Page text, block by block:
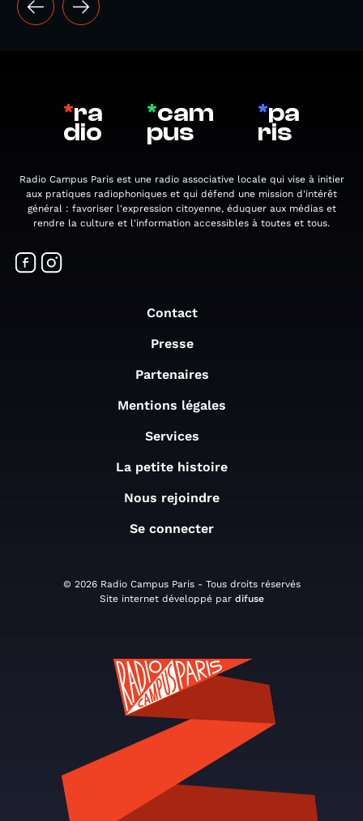
*ra
dio
*cam
pus
*pa
ris
Radio Campus Paris est une radio associative locale qui vise à initier
aux pratiques radiophoniques et qui défend une mission d'intérêt
général : favoriser l'expression citoyenne, éduquer aux médias et
rendre la culture et l'information accessibles à toutes et tous.
Contact
Presse
Partenaires
Mentions légales
Services
La petite histoire
Nous rejoindre
Se connecter
© 2026 Radio Campus Paris - Tous droits réservés
Site internet développé par difuse